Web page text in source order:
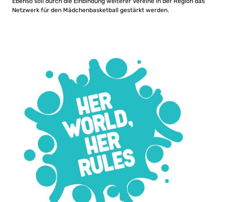
Netzwerk für den Mädchenbasketball gestärkt werden.